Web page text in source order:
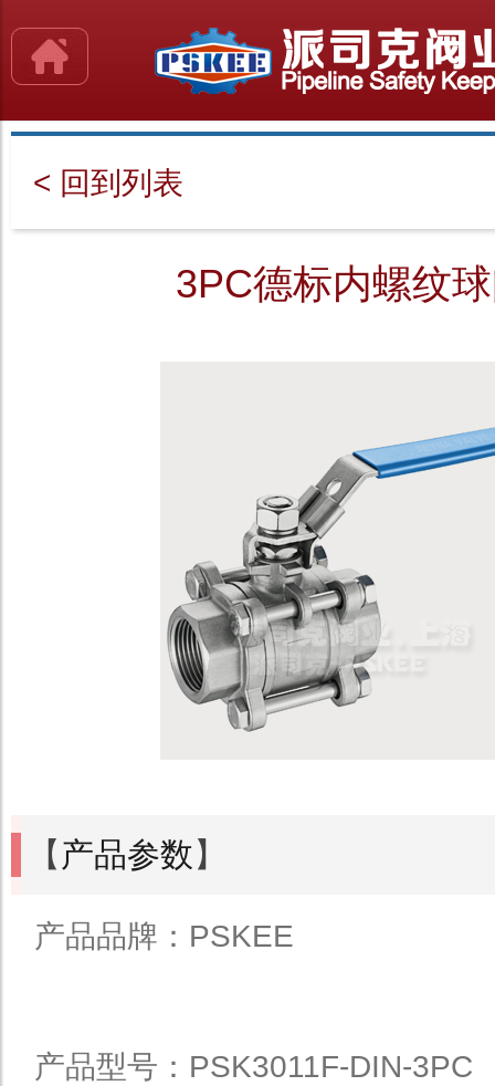
< 回到列表
3PC德标内螺纹
【 产品参数 】
产品品牌：PSKEE
产品型号：PSK3011F-DIN-3PC